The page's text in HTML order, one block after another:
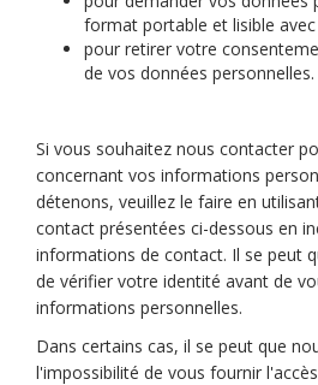
format portable et lisible
pour retirer votre
de vos données personnelles.
Si vous souhaitez nous contacter
concernant vos informations
détenons, veuillez le faire en
contact présentées ci-dessous en
informations de contact. Il se peut
de vérifier votre identité avant de
informations personnelles.
Dans certains cas, il se peut que
l'impossibilité de vous fournir